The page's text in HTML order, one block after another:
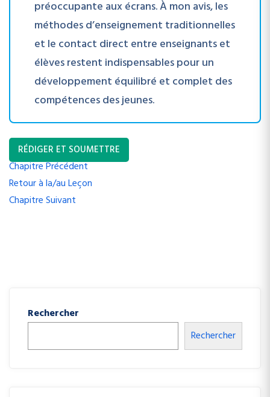
préoccupante aux écrans. À mon avis, les
méthodes d’enseignement traditionnelles
et le contact direct entre enseignants et
élèves restent indispensables pour un
développement équilibré et complet des
compétences des jeunes.
RÉDIGER ET SOUMETTRE
Chapitre Précédent
Retour à la/au Leçon
Chapitre Suivant
Rechercher
Rechercher